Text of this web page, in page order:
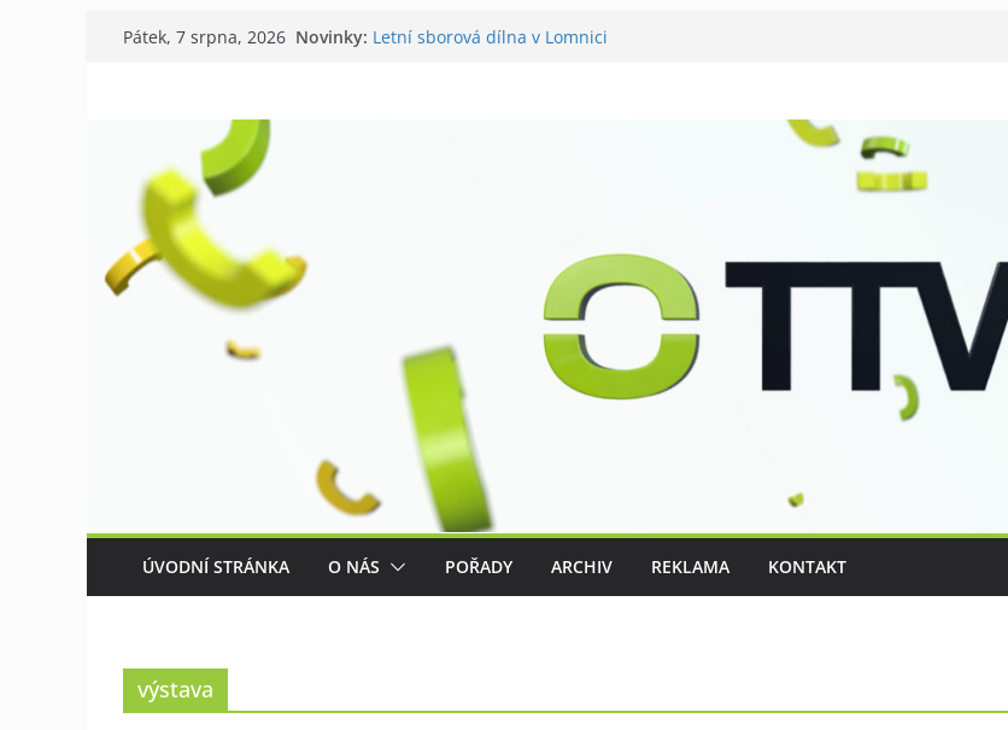
Přeskočit
Pátek, 7 srpna, 2026 Novinky: Letní sborová dílna v Lomnici
ÚVODNÍ STRÁNKA O NÁS POŘADY ARCHIV REKLAMA KONTAKT
výstava